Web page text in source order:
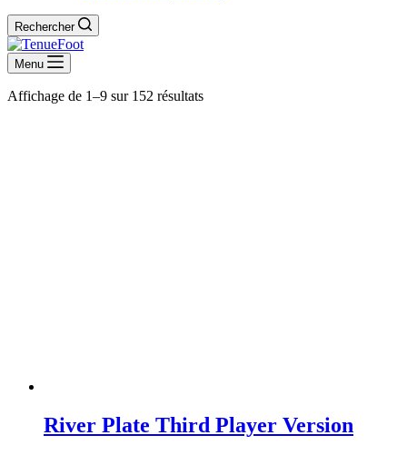
Rechercher
Menu
Affichage de 1–9 sur 152 résultats
River Plate Third Player Version